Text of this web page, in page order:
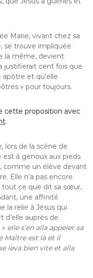
Marie, vivant chez sa
se trouve impliquée
la même, devient
justifierait cent fois que
et qu’elle
» pour toujours.
cette proposition avec
.
lors de la scène de
est à genoux aux pieds
comme un élève devant
Elle n’a pas encore
tout ce que dit sa sœur,
une affinité
la relie à Jésus qui
d’elle auprès de
elle s’en alla appeler sa
Maître est là et il
leva bien vite et alla